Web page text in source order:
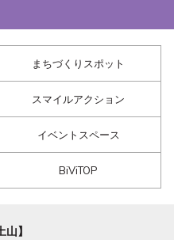
まちづくりスポット
スマイルアクション
イベントスペース
BiViTOP
山】